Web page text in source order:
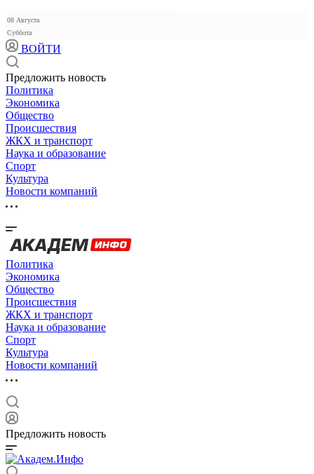
08 Августа
Суббота
ВОЙТИ
Предложить новость
Политика
Экономика
Общество
Происшествия
ЖКХ и транспорт
Наука и образование
Спорт
Культура
Новости компаний
Политика
Экономика
Общество
Происшествия
ЖКХ и транспорт
Наука и образование
Спорт
Культура
Новости компаний
Предложить новость